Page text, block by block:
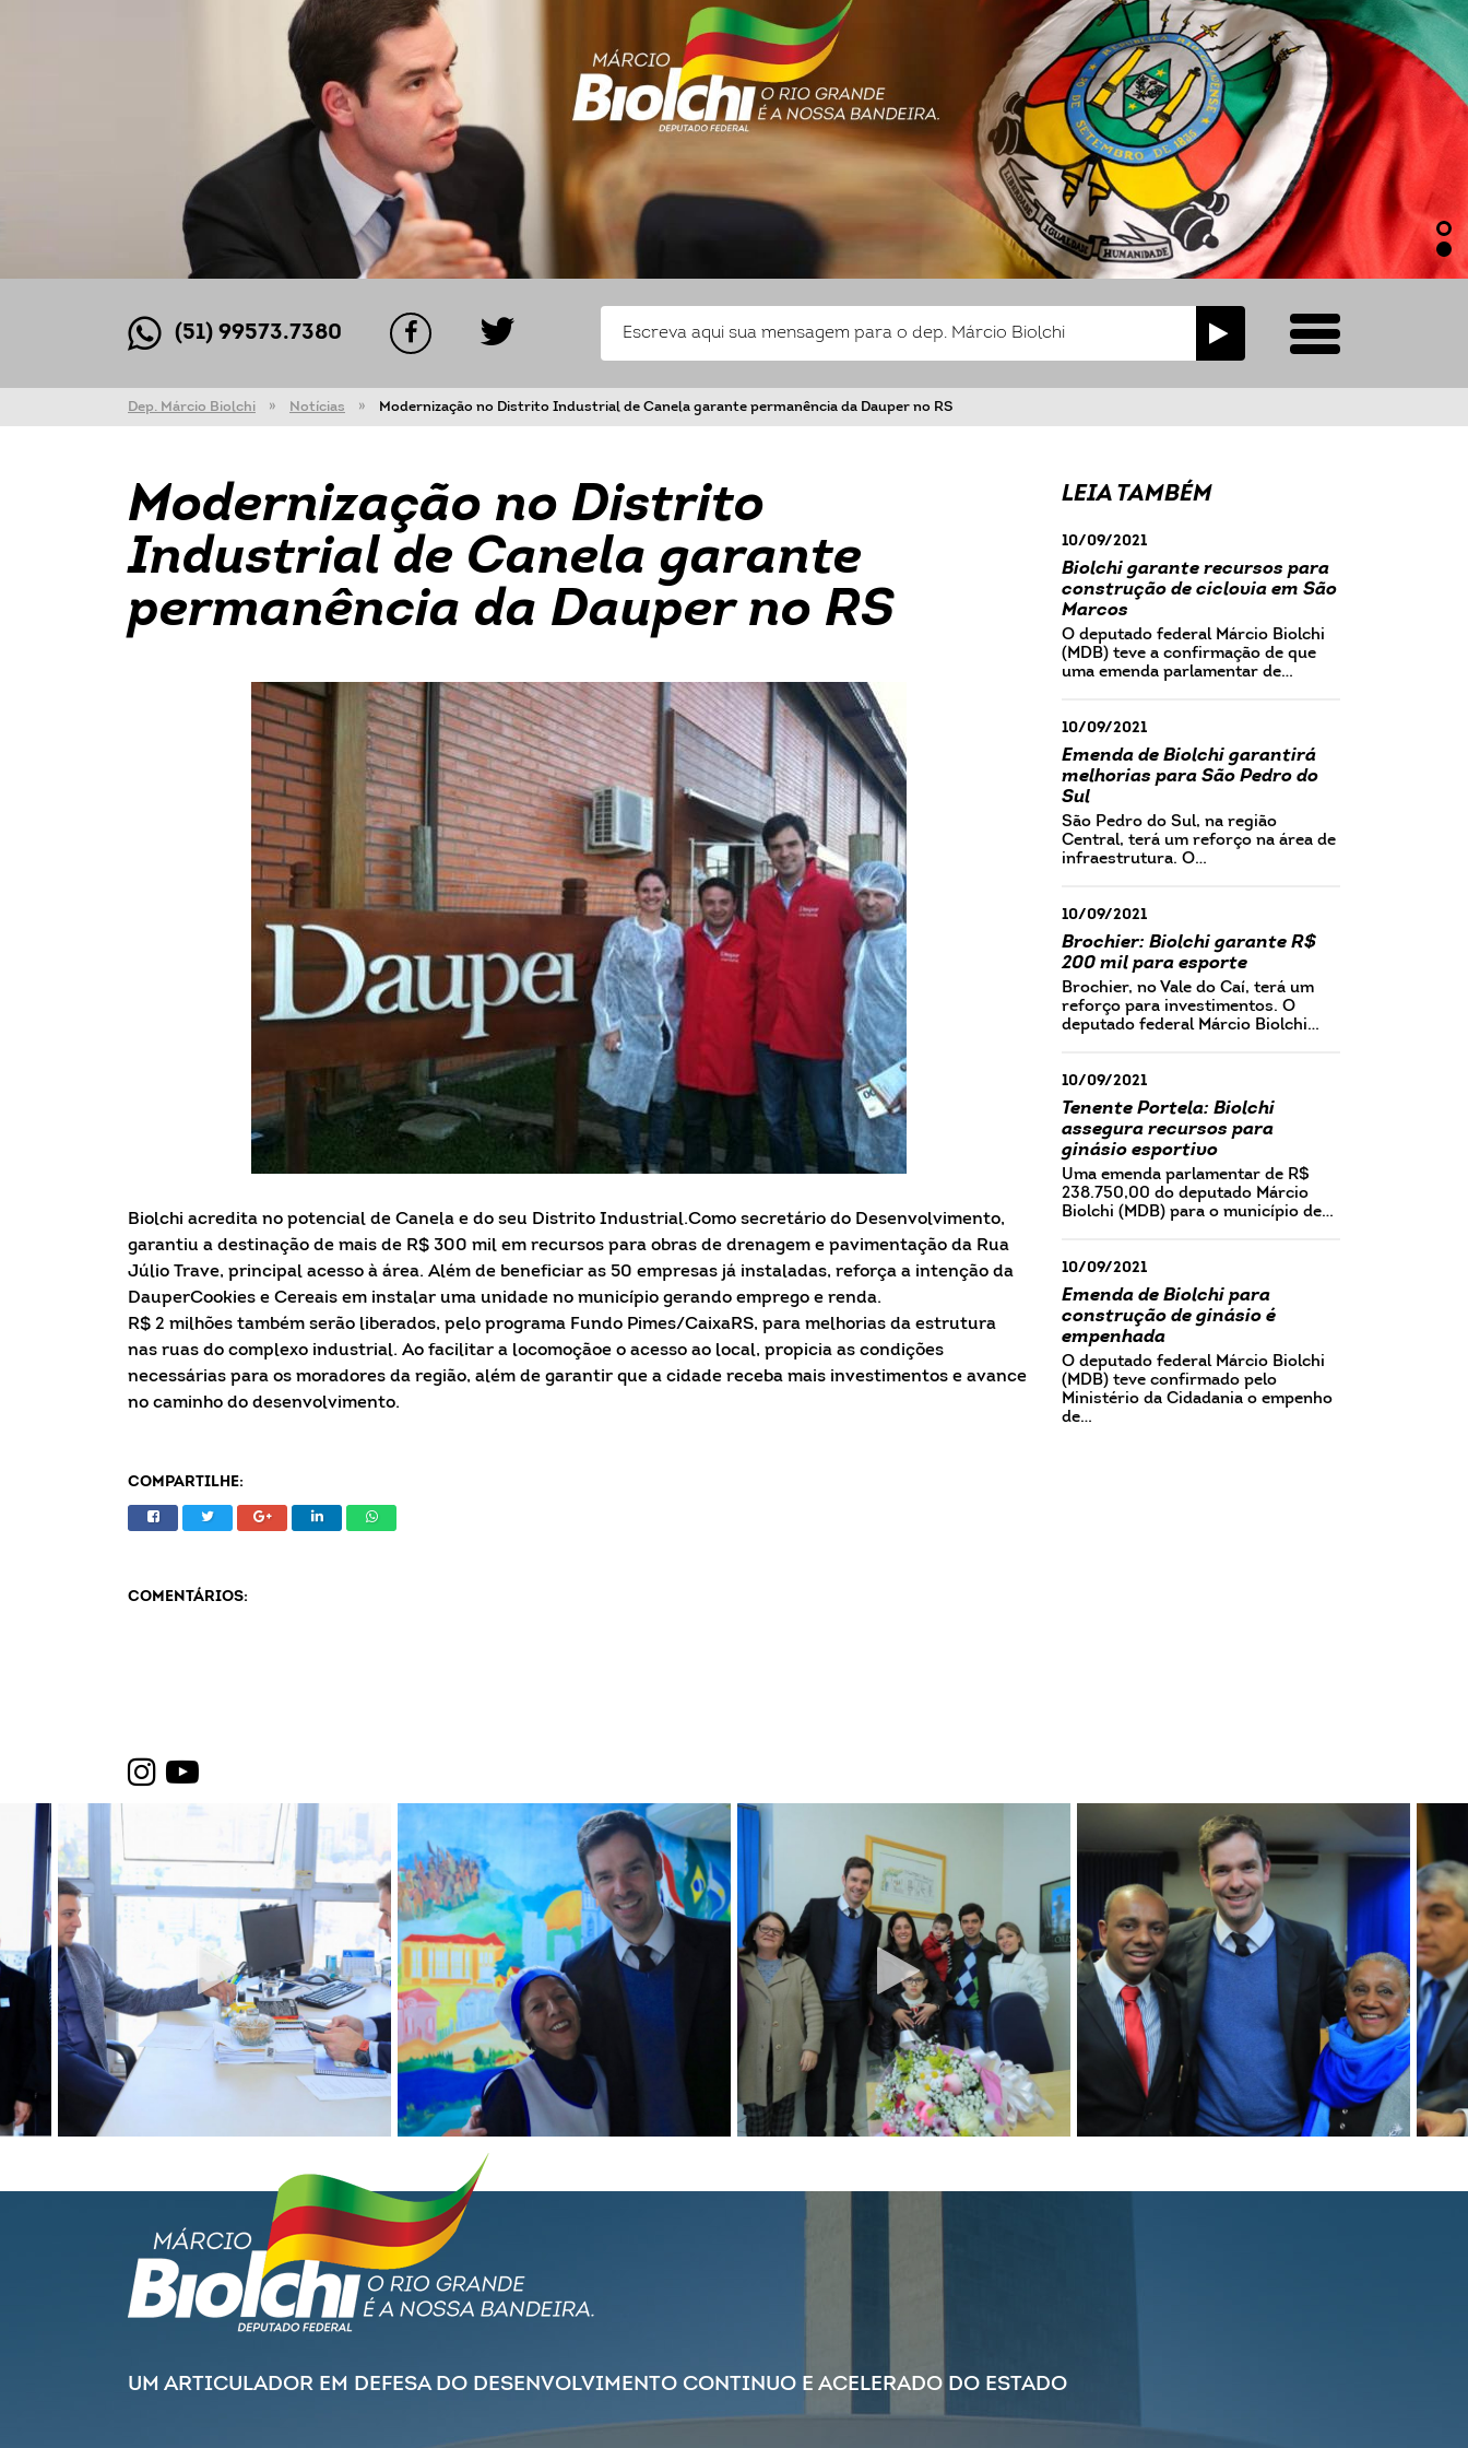
(51) 99573.7380
Dep. Márcio Biolchi Notícias Modernização no Distrito Industrial de Canela garante permanência da Dauper no RS
Modernização no Distrito
Industrial de Canela garante
permanência da Dauper no RS
Biolchi acredita no potencial de Canela e do seu Distrito Industrial.Como secretário do Desenvolvimento,
garantiu a destinação de mais de R$ 300 mil em recursos para obras de drenagem e pavimentação da Rua
Júlio Trave, principal acesso à área. Além de beneficiar as 50 empresas já instaladas, reforça a intenção da
DauperCookies e Cereais em instalar uma unidade no município gerando emprego e renda.
R$ 2 milhões também serão liberados, pelo programa Fundo Pimes/CaixaRS, para melhorias da estrutura
nas ruas do complexo industrial. Ao facilitar a locomoçãoe o acesso ao local, propicia as condições
necessárias para os moradores da região, além de garantir que a cidade receba mais investimentos e avance
no caminho do desenvolvimento.
COMPARTILHE:
COMENTÁRIOS:
LEIA TAMBÉM
10/09/2021
Biolchi garante recursos para
construção de ciclovia em São
Marcos
O deputado federal Márcio Biolchi
(MDB) teve a confirmação de que
uma emenda parlamentar de…
10/09/2021
Emenda de Biolchi garantirá
melhorias para São Pedro do
Sul
São Pedro do Sul, na região
Central, terá um reforço na área de
infraestrutura. O…
10/09/2021
Brochier: Biolchi garante R$
200 mil para esporte
Brochier, no Vale do Caí, terá um
reforço para investimentos. O
deputado federal Márcio Biolchi…
10/09/2021
Tenente Portela: Biolchi
assegura recursos para
ginásio esportivo
Uma emenda parlamentar de R$
238.750,00 do deputado Márcio
Biolchi (MDB) para o município de…
10/09/2021
Emenda de Biolchi para
construção de ginásio é
empenhada
O deputado federal Márcio Biolchi
(MDB) teve confirmado pelo
Ministério da Cidadania o empenho
de…
UM ARTICULADOR EM DEFESA DO DESENVOLVIMENTO CONTINUO E ACELERADO DO ESTADO